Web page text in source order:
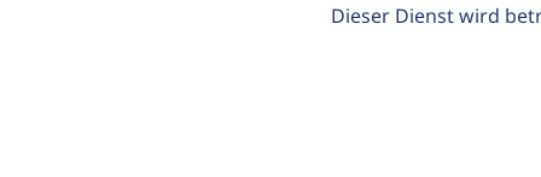
Dieser Dienst wird